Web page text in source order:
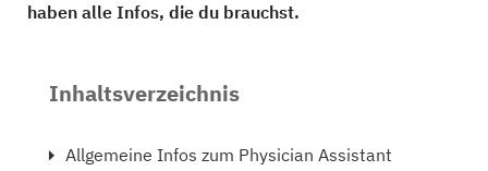
haben alle Infos, die du brauchst.
Inhaltsverzeichnis
Allgemeine Infos zum Physician Assistant